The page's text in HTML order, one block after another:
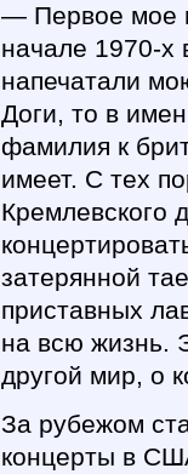
― Первое мое
начале 1970-х
напечатали
Доги, то в
фамилия к
имеет. С тех
Кремлевского
затерянной
приставных
на всю жизнь.
другой мир, о
За рубежом
концерты в